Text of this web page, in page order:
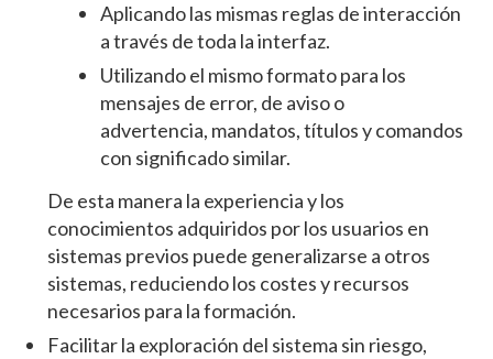
Aplicando las mismas reglas de interacción
a través de toda la interfaz.
Utilizando el mismo formato para los
mensajes de error, de aviso o
advertencia, mandatos, títulos y comandos
con significado similar.
De esta manera la experiencia y los
conocimientos adquiridos por los usuarios en
sistemas previos puede generalizarse a otros
sistemas, reduciendo los costes y recursos
necesarios para la formación.
Facilitar la exploración del sistema sin riesgo,